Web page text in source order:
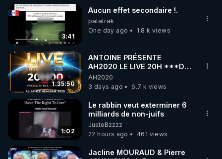
3:41
Aucun effet secondaire !.
patatrak
One day ago
1.8 k views
1:35:50
ANTOINE PRÉSENTE
AH2020 LE LIVE 20H ***DU
06/08/2026***
AH2020
3 days ago
6.7 k views
1:02
Le rabbin veut exterminer 6
milliards de non-juifs
JusteBzzzz
22 hours ago
461 views
Jacline MOURAUD & Pierre